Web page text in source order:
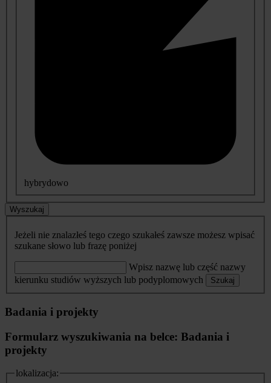
hybrydowo
Wyszukaj
Jeżeli nie znalazłeś tego czego szukałeś zawsze możesz wpisać
szukane słowo lub frazę poniżej
Wpisz nazwę lub część nazwy
kierunku studiów wyższych lub podyplomowych
Szukaj
Badania i projekty
Formularz wyszukiwania na belce: Badania i
projekty
lokalizacja: